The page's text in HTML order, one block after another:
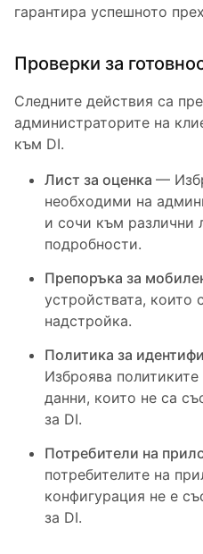
гарантира успешното
Проверки за
Следните действия са
администраторите на
към DI.
Лист за оценка —
необходими на
и сочи към различни
подробности.
Препоръка за
устройствата, които
надстройка.
Политика за
Изброява
данни, които не са
за DI.
Потребители на
потребителите на
конфигурация не е
за DI.